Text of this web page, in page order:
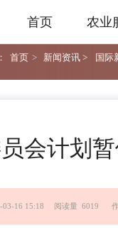
首页 农业
首页 > 新闻资讯 > 国际
会计划
03-16 15:18 阅读量 6019